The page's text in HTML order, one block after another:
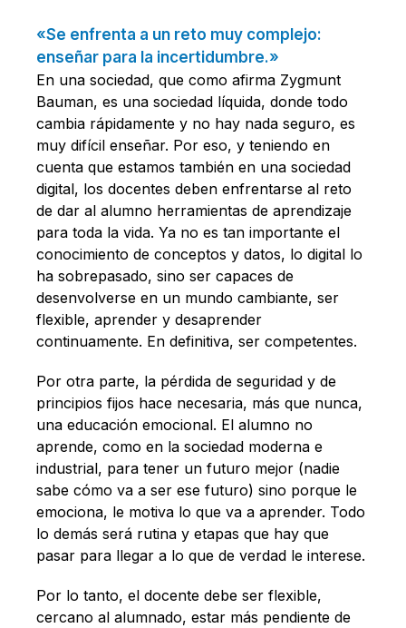
«Se enfrenta a un reto muy complejo:
enseñar para la incertidumbre.»
En una sociedad, que como afirma Zygmunt
Bauman, es una sociedad líquida, donde todo
cambia rápidamente y no hay nada seguro, es
muy difícil enseñar. Por eso, y teniendo en
cuenta que estamos también en una sociedad
digital, los docentes deben enfrentarse al reto
de dar al alumno herramientas de aprendizaje
para toda la vida. Ya no es tan importante el
conocimiento de conceptos y datos, lo digital lo
ha sobrepasado, sino ser capaces de
desenvolverse en un mundo cambiante, ser
flexible, aprender y desaprender
continuamente. En definitiva, ser competentes.
Por otra parte, la pérdida de seguridad y de
principios fijos hace necesaria, más que nunca,
una educación emocional. El alumno no
aprende, como en la sociedad moderna e
industrial, para tener un futuro mejor (nadie
sabe cómo va a ser ese futuro) sino porque le
emociona, le motiva lo que va a aprender. Todo
lo demás será rutina y etapas que hay que
pasar para llegar a lo que de verdad le interese.
Por lo tanto, el docente debe ser flexible,
cercano al alumnado, estar más pendiente de